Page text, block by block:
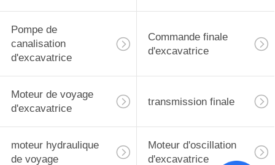
Pompe de
canalisation
d'excavatrice
Commande finale
d'excavatrice
Moteur de voyage
d'excavatrice
transmission finale
moteur hydraulique
de voyage
Moteur d'oscillation
d'excavatrice